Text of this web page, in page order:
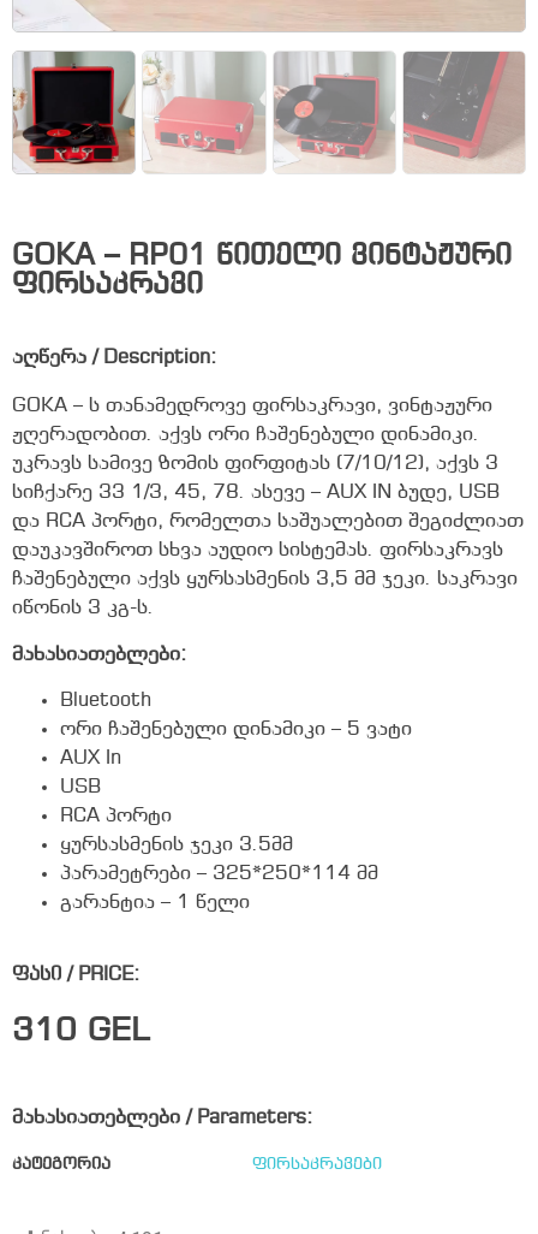
GOKA – RP01 წითელი ვინტაჟური
ფირსაკრავი
აღწერა / Description:
GOKA – ს თანამედროვე ფირსაკრავი, ვინტაჟური
ჟღერადობით. აქვს ორი ჩაშენებული დინამიკი.
უკრავს სამივე ზომის ფირფიტას (7/10/12), აქვს 3
სიჩქარე 33 1/3, 45, 78. ასევე – AUX IN ბუდე, USB
და RCA პორტი, რომელთა საშუალებით შეგიძლიათ
დაუკავშიროთ სხვა აუდიო სისტემას. ფირსაკრავს
ჩაშენებული აქვს ყურსასმენის 3,5 მმ ჯეკი. საკრავი
იწონის 3 კგ-ს.
მახასიათებლები:
Bluetooth
ორი ჩაშენებული დინამიკი – 5 ვატი
AUX In
USB
RCA პორტი
ყურსასმენის ჯეკი 3.5მმ
პარამეტრები – 325*250*114 მმ
გარანტია – 1 წელი
ფასი / PRICE:
310 GEL
მახასიათებლები / Parameters:
კატეგორია ფირსაკრავები